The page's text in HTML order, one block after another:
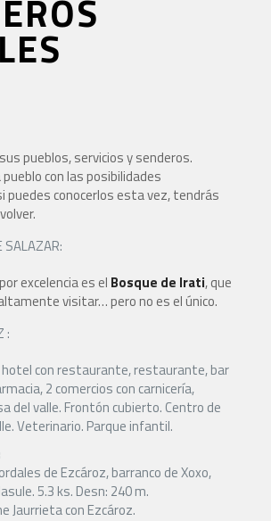
pueblos, servicios y senderos.
con las posibilidades
puedes conocerlos esta vez, tendrás
SALAZAR:
excelencia es el Bosque de Irati, que
visitar… pero no es el único.
:
hotel con restaurante, restaurante, bar
2 comercios con carnicería,
del valle. Frontón cubierto. Centro de
Veterinario. Parque infantil.
de Ezcároz, barranco de Xoxo,
5.3 ks. Desn: 240 m.
Jaurrieta con Ezcároz.